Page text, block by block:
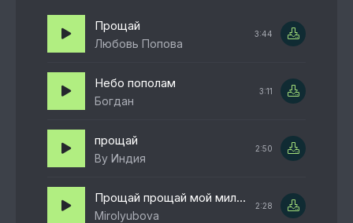
Прощай
Любовь Попова
3:44
Небо пополам
Богдан
3:11
прощай
By Индия
2:50
Прощай прощай мой милый мальчик
Mirolyubova
2:28